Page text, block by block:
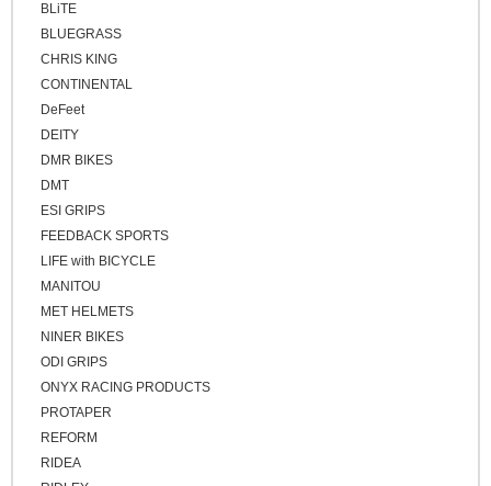
BLiTE
BLUEGRASS
CHRIS KING
CONTINENTAL
DeFeet
DEITY
DMR BIKES
DMT
ESI GRIPS
FEEDBACK SPORTS
LIFE with BICYCLE
MANITOU
MET HELMETS
NINER BIKES
ODI GRIPS
ONYX RACING PRODUCTS
PROTAPER
REFORM
RIDEA